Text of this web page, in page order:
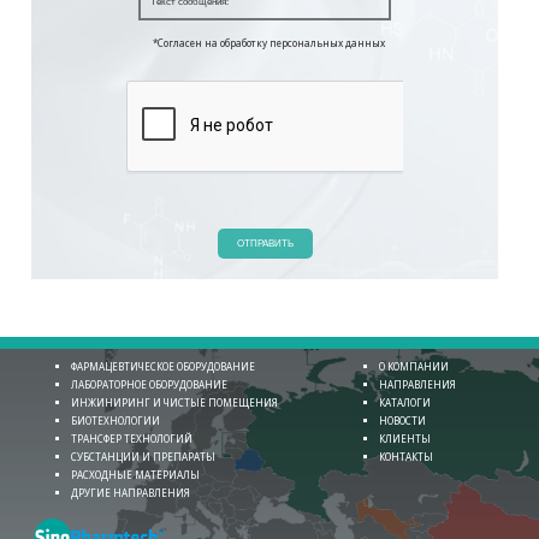
*Согласен на обработку персональных данных
ОТПРАВИТЬ
ФАРМАЦЕВТИЧЕСКОЕ ОБОРУДОВАНИЕ
ЛАБОРАТОРНОЕ ОБОРУДОВАНИЕ
ИНЖИНИРИНГ И ЧИСТЫЕ ПОМЕЩЕНИЯ
БИОТЕХНОЛОГИИ
ТРАНСФЕР ТЕХНОЛОГИЙ
СУБСТАНЦИИ И ПРЕПАРАТЫ
РАСХОДНЫЕ МАТЕРИАЛЫ
ДРУГИЕ НАПРАВЛЕНИЯ
О КОМПАНИИ
НАПРАВЛЕНИЯ
КАТАЛОГИ
НОВОСТИ
КЛИЕНТЫ
КОНТАКТЫ